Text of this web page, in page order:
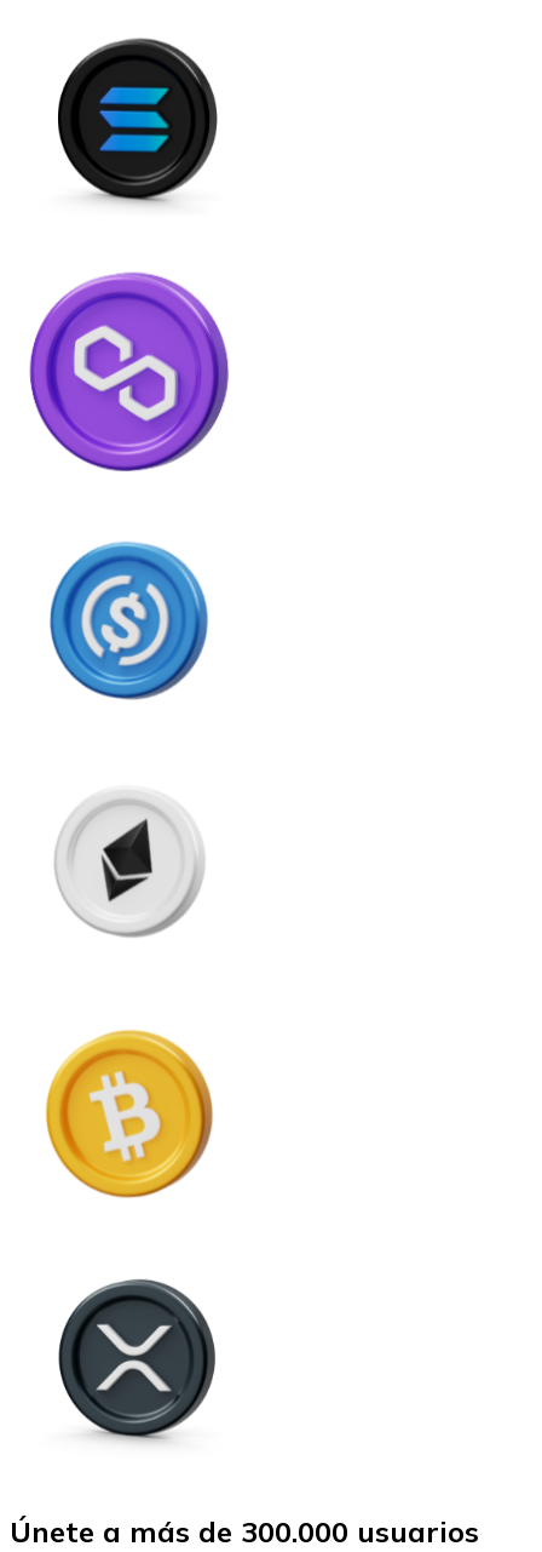
Únete a más de 300.000 usuarios